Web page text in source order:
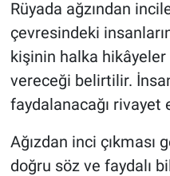
Rüyada ağzından
çevresindeki
kişinin halka
vereceği belirtilir.
faydalanacağı rivayet
Ağızdan inci çıkması
doğru söz ve faydalı